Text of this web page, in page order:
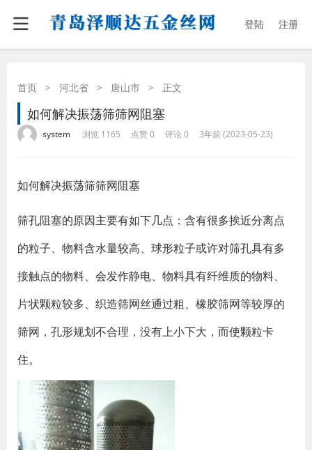
登陆 注册
首页 > 河北省 > 唐山市 > 正文
如何解决振荡筛筛网阻塞
system 浏览 1165 点赞 0 评论 0 3年前 (2023-05-23)
如何解决振荡筛筛网阻塞
筛孔阻塞的原因主要有如下几点：含有很多挨近分离点
的粒子、物料含水量较高、球形粒子或许对筛孔具有多
接触点的物料、会发作静电、物料具有纤维质的物料、
片状颗粒较多、织造筛网丝通过粗、橡胶筛网等较厚的
筛网，孔形规划不合理，没有上小下大，而使颗粒卡
住。